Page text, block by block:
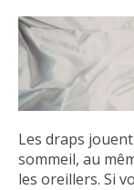
Les draps
sommeil, au
les oreillers. Si